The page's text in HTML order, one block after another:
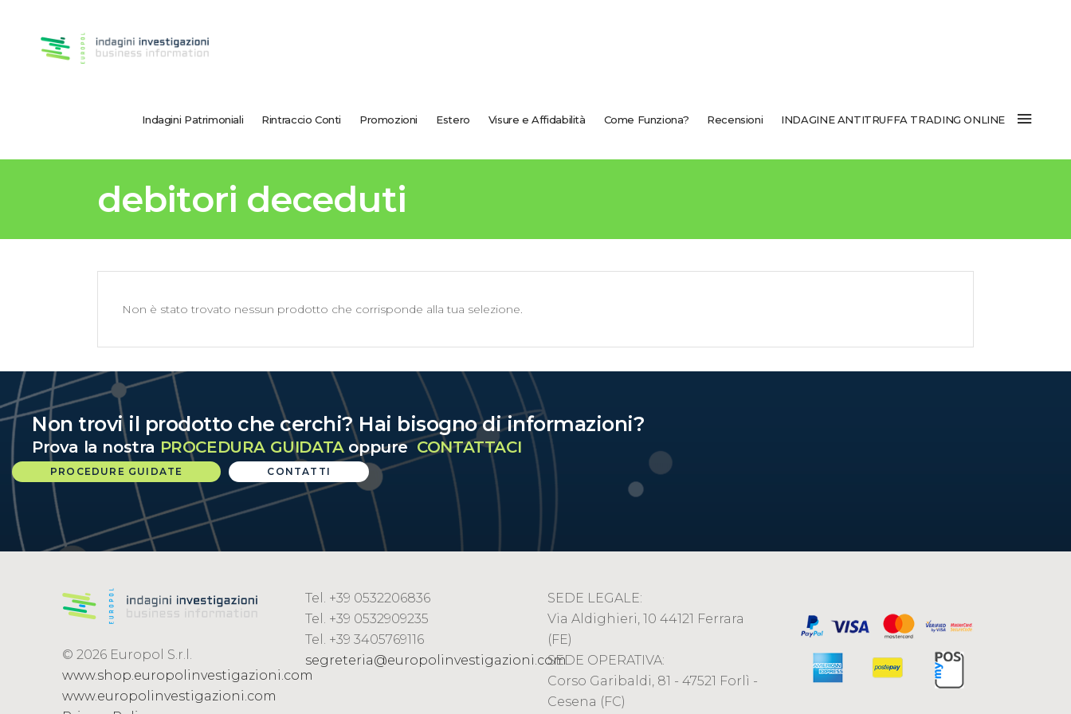
Indagini Patrimoniali Rintraccio Conti Promozioni Estero Visure e Affidabilità Come Funziona? Recensioni INDAGINE ANTITRUFFA TRADING ONLINE
debitori deceduti
Non è stato trovato nessun prodotto che corrisponde alla tua selezione.
Non trovi il prodotto che cerchi? Hai bisogno di informazioni?
Prova la nostra PROCEDURA GUIDATAoppureCONTATTACI
PROCEDURE GUIDATE CONTATTI
© 2026 Europol S.r.l.
www.shop.europolinvestigazioni.com
www.europolinvestigazioni.com
Tel. +39 0532206836
Tel. +39 0532909235
Tel. +39 3405769116
segreteria@europolinvestigazioni.com
SEDE LEGALE:
Via Aldighieri, 10 44121 Ferrara
(FE)
SEDE OPERATIVA:
Corso Garibaldi, 81 - 47521 Forlì -
Cesena (FC)